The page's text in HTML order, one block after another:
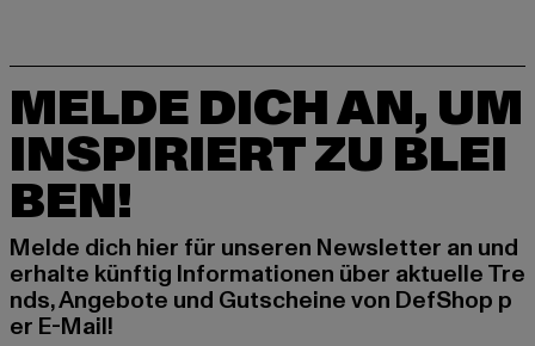
MELDE DICH AN, UM
INSPIRIERT ZU BLEI
BEN!
Melde dich hier für unseren Newsletter an und
erhalte künftig Informationen über aktuelle Tre
nds, Angebote und Gutscheine von DefShop p
er E-Mail!